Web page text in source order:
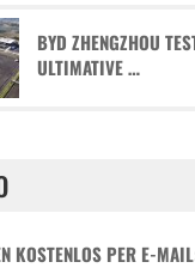
BYD ZHENGZHOU
ULTIMATIVE …
KOSTENLOS PER E-